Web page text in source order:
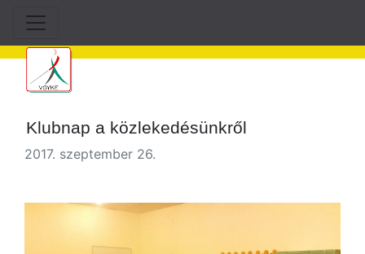
Klubnap a közlekedésünkről
2017. szeptember 26.